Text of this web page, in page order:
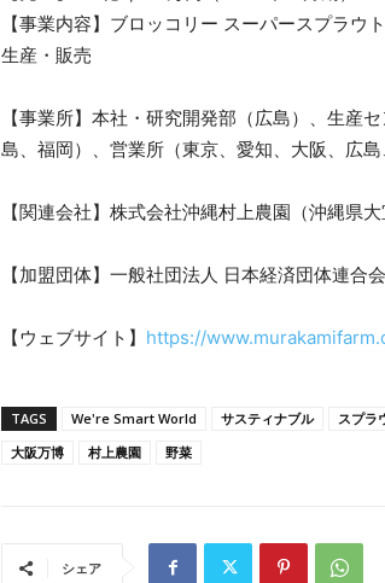
【事業内容】ブロッコリー スーパースプラ
生産・販売
【事業所】本社・研究開発部（広島）、生産
島、福岡）、営業所（東京、愛知、大阪、広島
【関連会社】株式会社沖縄村上農園（沖縄県大
【加盟団体】一般社団法人 日本経済団体連合
【ウェブサイト】 https://
TAGS We're Smart World サスティナブル スプラ
大阪万博
村上農園 野菜
シェア